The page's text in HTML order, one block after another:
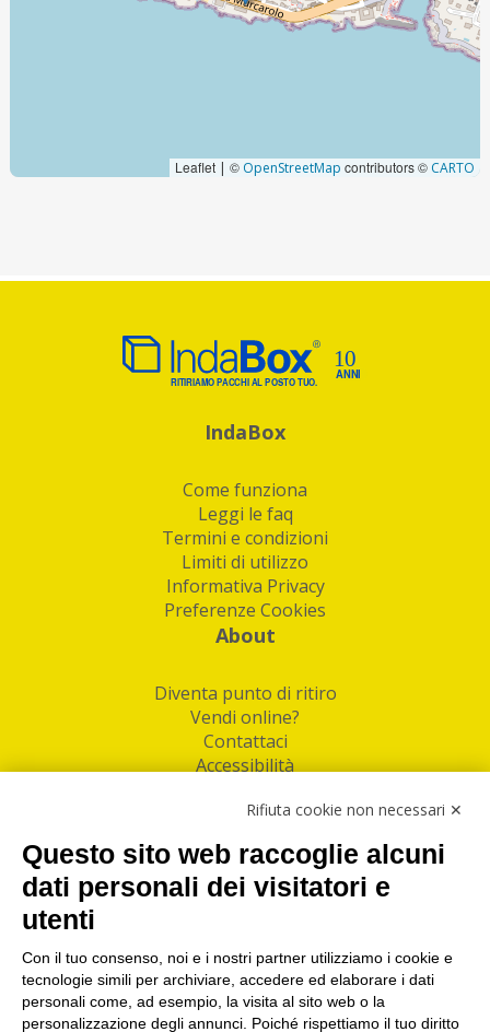
Leaflet | © OpenStreetMap contributors © CARTO
IndaBox
Come funziona
Leggi le faq
Termini e condizioni
Limiti di utilizzo
Informativa Privacy
Preferenze Cookies
About
Diventa punto di ritiro
Vendi online?
Contattaci
Accessibilità
Facebook
Linkedin
I nostri punti di ritiro e spedizione pacchi nelle
maggiori città italiane
Torino|Milano|Roma|Bologna|Firenze| Genova
Napoli|Varese
Rifiuta cookie non necessari ✕
Questo sito web raccoglie alcuni
dati personali dei visitatori e
utenti
Con il tuo consenso, noi e i nostri partner utilizziamo i cookie e
tecnologie simili per archiviare, accedere ed elaborare i dati
personali come, ad esempio, la visita al sito web o la
personalizzazione degli annunci. Poiché rispettiamo il tuo diritto